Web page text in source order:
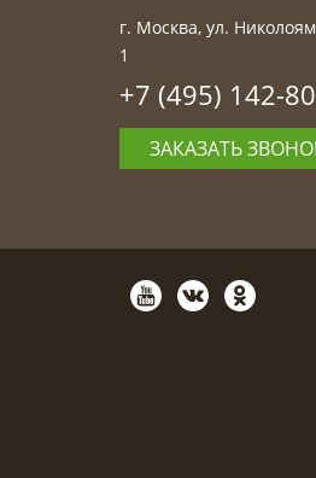
г. Москва, ул.
1
+7 (495) 142-
ЗАКАЗАТЬ